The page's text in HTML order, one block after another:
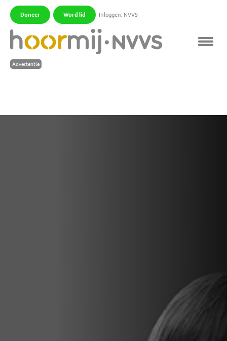
Doneer Word lid Inloggen: NVVS